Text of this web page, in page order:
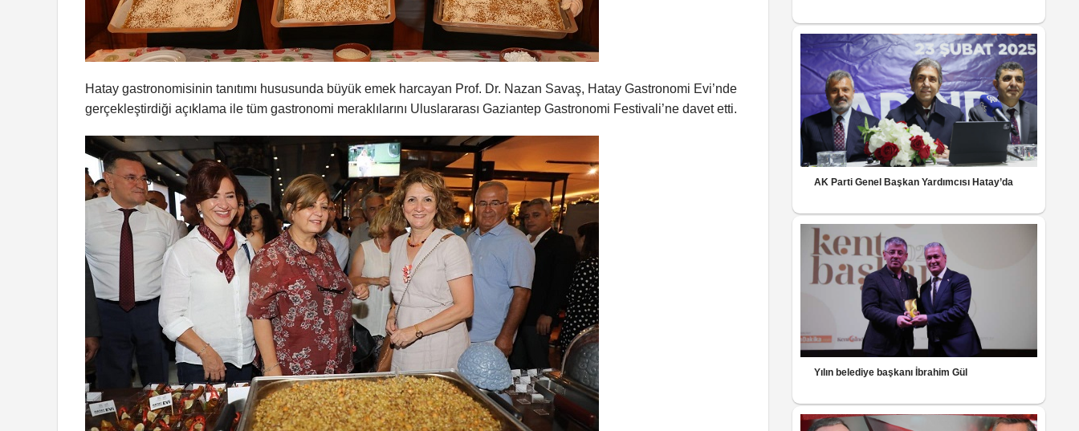
Hatay gastronomisinin tanıtımı hususunda büyük emek harcayan Prof. Dr. Nazan Savaş, Hatay Gastronomi Evi’nde
gerçekleştirdiği açıklama ile tüm gastronomi meraklılarını Uluslararası Gaziantep Gastronomi Festivali’ne davet etti.
AK Parti Genel Başkan Yardımcısı Hatay’da
Yılın belediye başkanı İbrahim Gül